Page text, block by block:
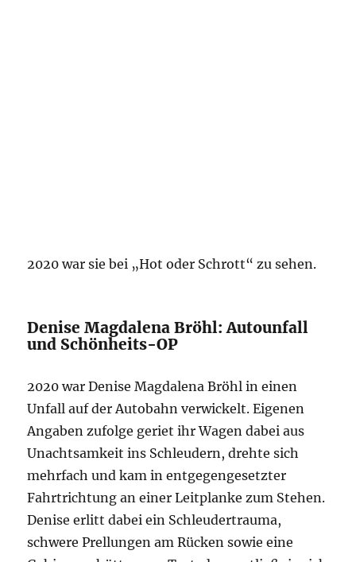
2020 war sie bei „Hot oder Schrott“ zu sehen.
Denise Magdalena Bröhl: Autounfall
und Schönheits-OP
2020 war Denise Magdalena Bröhl in einen
Unfall auf der Autobahn verwickelt. Eigenen
Angaben zufolge geriet ihr Wagen dabei aus
Unachtsamkeit ins Schleudern, drehte sich
mehrfach und kam in entgegengesetzter
Fahrtrichtung an einer Leitplanke zum Stehen.
Denise erlitt dabei ein Schleudertrauma,
schwere Prellungen am Rücken sowie eine